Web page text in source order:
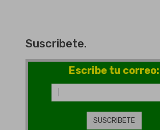
Suscribete.
Escribe tu correo: